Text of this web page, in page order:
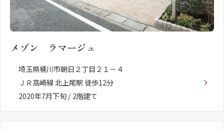
メゾン ラマージュ
埼玉県桶川市朝日２丁目２１－４
ＪＲ高崎線 北上尾駅 徒歩12分
2020年7月下旬 / 2階建て